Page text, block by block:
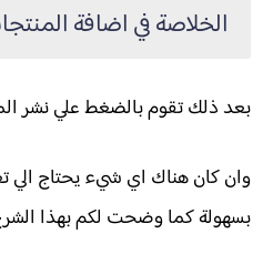
الخلاصة في اضافة
بعد ذلك تقوم بالضغط علي نشر
وان كان هناك اي شيء يحتاج الي
بسهولة كما وضحت لكم بهذا